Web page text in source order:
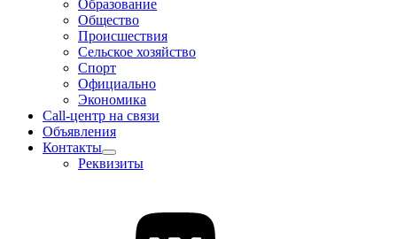
Образование
Общество
Происшествия
Сельское хозяйство
Спорт
Официально
Экономика
Call-центр на связи
Объявления
Контакты
Реквизиты